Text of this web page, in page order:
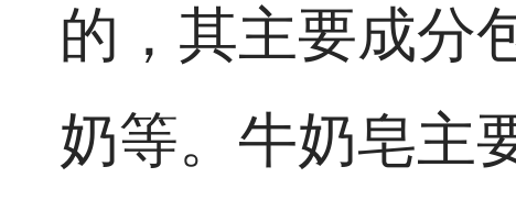
的，其主要成分
奶等。牛奶皂主